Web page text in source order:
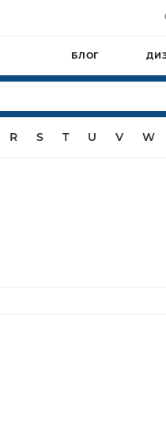
БЛОГ
R S T U V W